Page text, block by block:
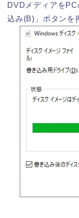
DVDメディアを
込み(B)」ボタンを